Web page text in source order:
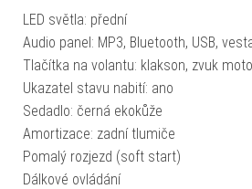
LED světla: přední
Audio panel: MP3, Bluetooth, USB,
Tlačítka na volantu: klakson, zvuk
Ukazatel stavu nabití: ano
Sedadlo: černá ekokůže
Amortizace: zadní tlumiče
Pomalý rozjezd (soft start)
Dálkové ovládání